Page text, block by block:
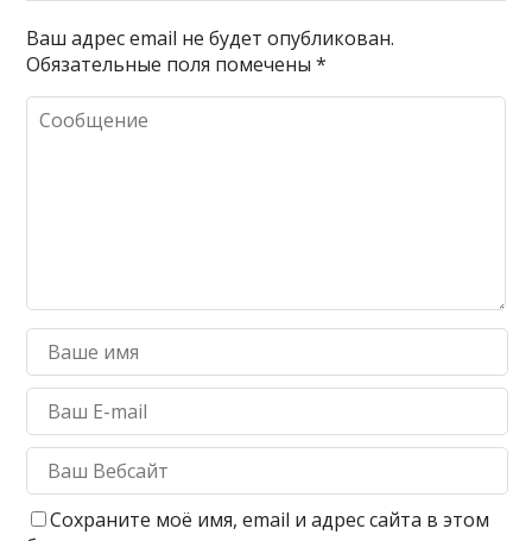
Ваш адрес email не будет опубликован.
Обязательные поля помечены*
Сохраните моё имя, email и адрес сайта в этом